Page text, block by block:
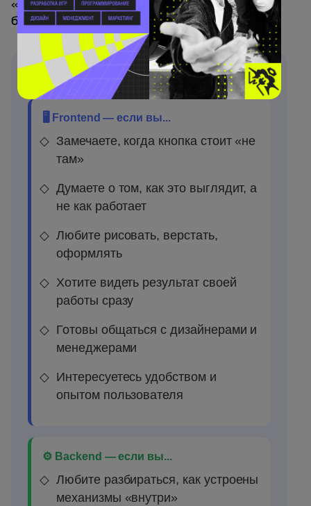
«правильного» нет, но есть то, что будет
ближе именно вам.
🧠 Какой склад ума подходит вам?
🖥️ Frontend — если вы...
Замечаете, когда кнопка стоит «не
там»
Думаете о том, как это выглядит, а
не как работает
Любите рисовать, верстать,
оформлять
Хотите видеть результат своей
работы сразу
Готовы общаться с дизайнерами и
менеджерами
Интересуетесь удобством и
опытом пользователя
⚙️ Backend — если вы...
Любите разбираться, как устроены
механизмы «внутри»